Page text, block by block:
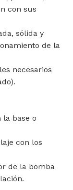
con sus
sólida y
de la
necesarios
base o
con los
de la bomba